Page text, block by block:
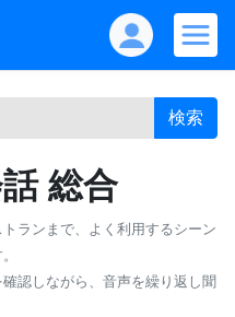
検索
総合
ランまで、よく利用するシーン
認しながら、音声を繰り返し聞